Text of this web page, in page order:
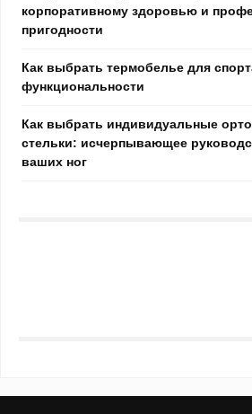
корпоративному здоровью и
пригодности
Как выбрать термобелье для
функциональности
Как выбрать индивидуальные
стельки: исчерпывающее
ваших ног